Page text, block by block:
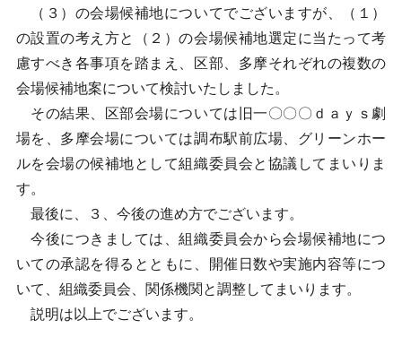
（３）の会場候補地についてでございますが、（１）
の設置の考え方と（２）の会場候補地選定に当たって考
慮すべき各事項を踏まえ、区部、多摩それぞれの複数の
会場候補地案について検討いたしました。
その結果、区部会場については旧一〇〇〇ｄａｙｓ劇
場を、多摩会場については調布駅前広場、グリーンホー
ルを会場の候補地として組織委員会と協議してまいりま
す。
最後に、３、今後の進め方でございます。
今後につきましては、組織委員会から会場候補地につ
いての承認を得るとともに、開催日数や実施内容等につ
いて、組織委員会、関係機関と調整してまいります。
説明は以上でございます。